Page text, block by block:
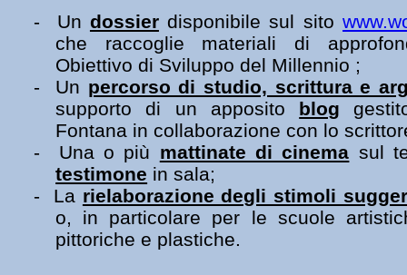
- Un dossierdisponibile sul sito
che raccoglie materiali di
Obiettivo di Sviluppo del Millennio ;
- Un percorso di studio, scrittura e
supporto di un apposito blog
Fontana in collaborazione con lo
- Una o più mattinate di cinema sul
testimone in sala;
- La rielaborazione degli stimoli
o, in particolare per le scuole
pittoriche e plastiche.